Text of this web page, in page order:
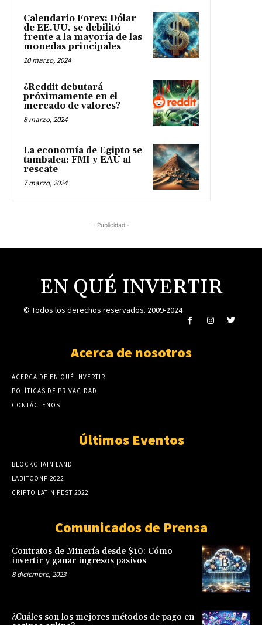
Calendario Forex: Dólar
de EE.UU. se debilitó
frente a la mayoría de las
monedas principales
10 marzo, 2024
¿Reddit debutará
próximamente en el
mercado de valores?
8 marzo, 2024
La economía de Egipto se
tambalea: FMI y EAU al
rescate
7 marzo, 2024
- Publicidad -
EN QUÉ INVERTIR
© Todos los derechos reservados. 2009-2024
Acerca de nosotros
ACERCA DE EN QUÉ INVERTIR
POLÍTICAS DE PRIVACIDAD
CONTÁCTENOS
Últimos Eventos
BLOCKCHAIN LAND
LABITCONF 2022
CRIPTO LATIN FEST 2022
Comunicados de Prensa
Contratos de Minería desde $10: Cómo
invertir y ganar ingresos pasivos
8 diciembre, 2023
¿Cuáles son los mejores métodos de pago en